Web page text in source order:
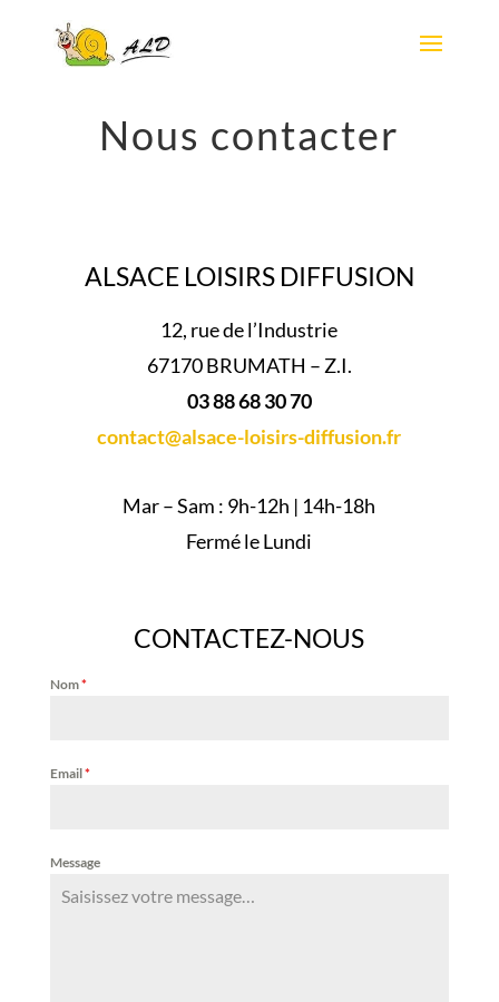
Nous contacter
ALSACE LOISIRS DIFFUSION
12, rue de l’Industrie
67170 BRUMATH – Z.I.
03 88 68 30 70
contact@alsace-loisirs-diffusion.fr
Mar – Sam : 9h-12h | 14h-18h
Fermé le Lundi
CONTACTEZ-NOUS
Nom*
Email*
Message